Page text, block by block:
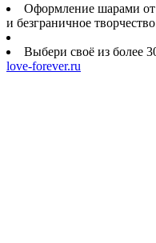
Оформление шарами от
и безграничное
Выбери своё из более
love-forever.ru